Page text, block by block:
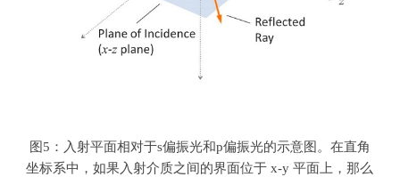
图 5 ：入射平面相对于s偏振光和p偏振光的示意图。在直角
坐标系中，如果入射介质之间的界面位于 x-y平面上，那么